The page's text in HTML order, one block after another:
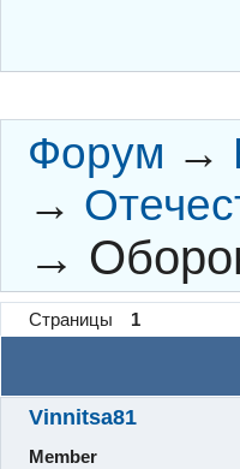
Форум →
→
→
Страницы 1
Vinnitsa81
Member